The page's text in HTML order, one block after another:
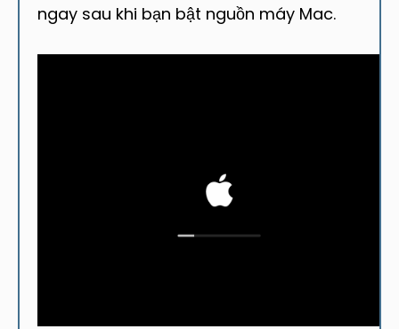
ngay sau khi bạn bật nguồn máy Mac.